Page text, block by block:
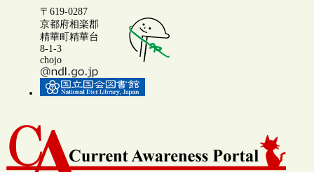
〒619-0287
京都府相楽郡
精華町精華台
8-1-3
chojo